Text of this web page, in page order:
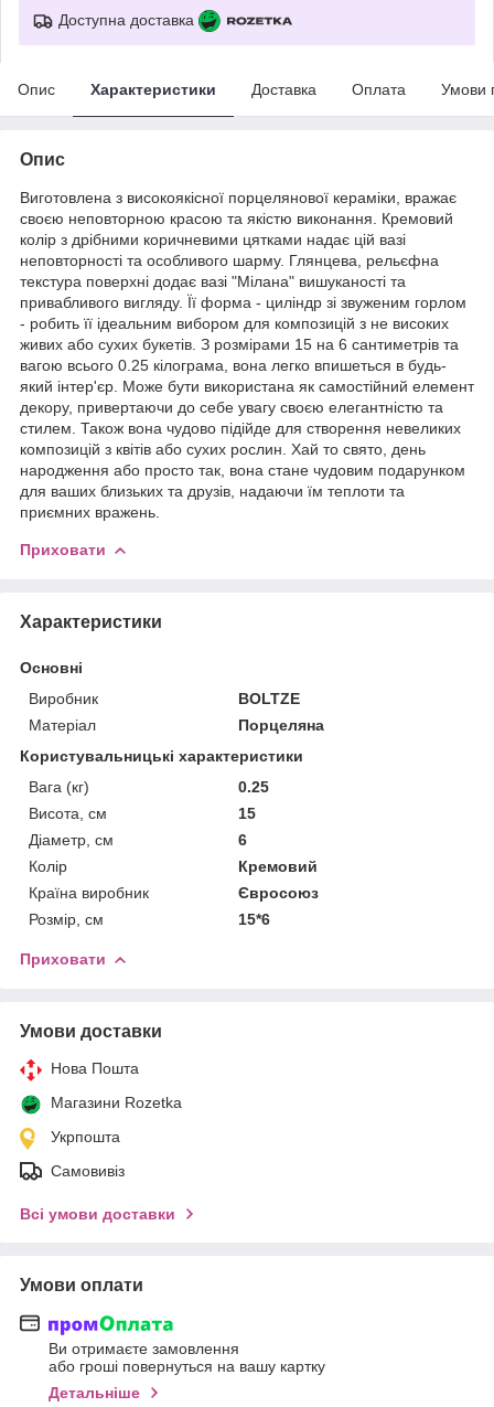
Доступна доставка
Опис Характеристики Доставка Оплата Умови
Опис
Виготовлена з високоякісної порцелянової кераміки, вражає
своєю неповторною красою та якістю виконання. Кремовий
колір з дрібними коричневими цятками надає цій вазі
неповторності та особливого шарму. Глянцева, рельєфна
текстура поверхні додає вазі "Мілана" вишуканості та
привабливого вигляду. Її форма - циліндр зі звуженим горлом
- робить її ідеальним вибором для композицій з не високих
живих або сухих букетів. З розмірами 15 на 6 сантиметрів та
вагою всього 0.25 кілограма, вона легко впишеться в будь-
який інтер'єр. Може бути використана як самостійний елемент
декору, привертаючи до себе увагу своєю елегантністю та
стилем. Також вона чудово підійде для створення невеликих
композицій з квітів або сухих рослин. Хай то свято, день
народження або просто так, вона стане чудовим подарунком
для ваших близьких та друзів, надаючи їм теплоти та
приємних вражень.
Приховати
Характеристики
Основні
Виробник
BOLTZE
Матеріал
Порцеляна
Користувальницькі характеристики
Вага (кг)
0.25
Висота, см
15
Діаметр, см
6
Колір
Кремовий
Країна виробник
Євросоюз
Розмір, см
15*6
Приховати
Умови доставки
Нова Пошта
Магазини Rozetka
Укрпошта
Самовивіз
Всі умови доставки
Умови оплати
Ви отримаєте замовлення
або гроші повернуться на вашу картку
Детальніше